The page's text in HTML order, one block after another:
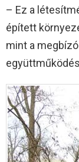
– Ez a
épített
mint a